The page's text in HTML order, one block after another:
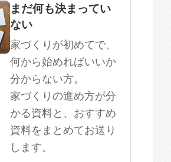
まだ何も決まってい
ない
家づくりが初めてで、
何から始めればいいか
分からない方。
家づくりの進め方が分
かる資料と、おすすめ
資料をまとめてお送り
します。